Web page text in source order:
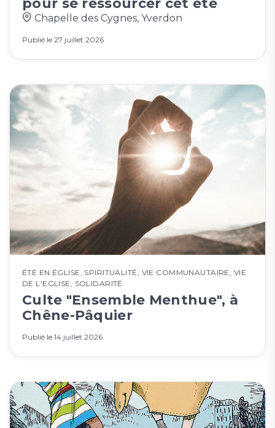
Chapelle des Cygnes, Yverdon
Publié le 27 juillet 2026
ÉTÉ EN ÉGLISE SPIRITUALITÉ VIE COMMUNAUTAIRE VIE
DE L'EGLISE
SOLIDARITÉ
Culte "Ensemble Menthue", à
Chêne-Pâquier
Publié le 14 juillet 2026